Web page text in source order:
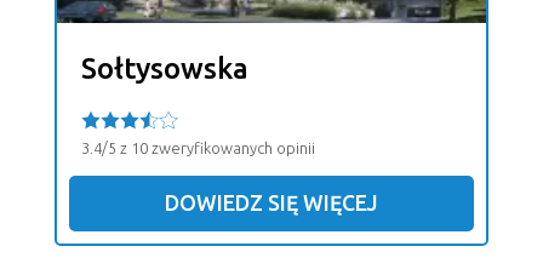
Sołtysowska
3.4/5 z 10 zweryfikowanych opinii
DOWIEDZ SIĘ WIĘCEJ